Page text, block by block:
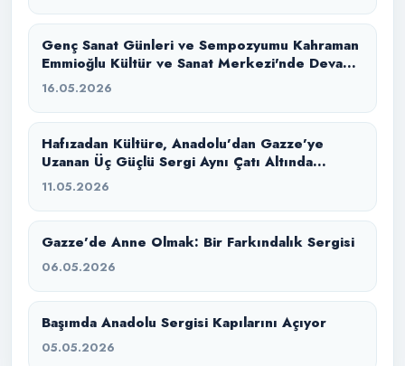
Genç Sanat Günleri ve Sempozyumu Kahraman
Emmioğlu Kültür ve Sanat Merkezi'nde Devam
Ediyor
16.05.2026
Hafızadan Kültüre, Anadolu’dan Gazze’ye
Uzanan Üç Güçlü Sergi Aynı Çatı Altında
Buluştu
11.05.2026
Gazze’de Anne Olmak: Bir Farkındalık Sergisi
06.05.2026
Başımda Anadolu Sergisi Kapılarını Açıyor
05.05.2026